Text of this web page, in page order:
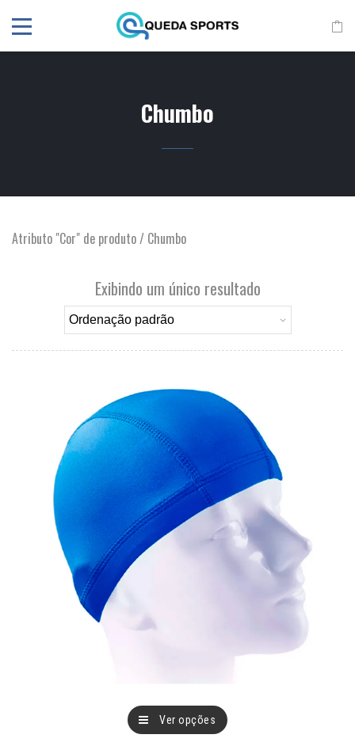
Chumbo
Atributo "Cor" de produto / Chumbo
Exibindo um único resultado
Ver opções
Este